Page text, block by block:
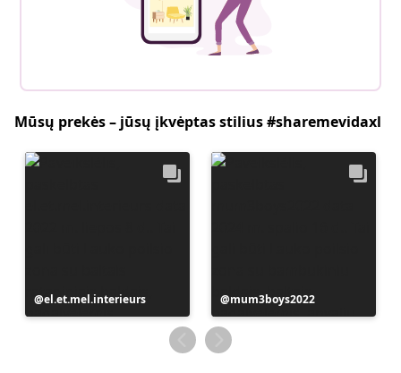
Mūsų prekės – jūsų įkvėptas stilius #sharemevidaxl
Įrašą
paskelbė
el.et.mel.interieurs
Įrašą
paskelbė
mum3boys2022